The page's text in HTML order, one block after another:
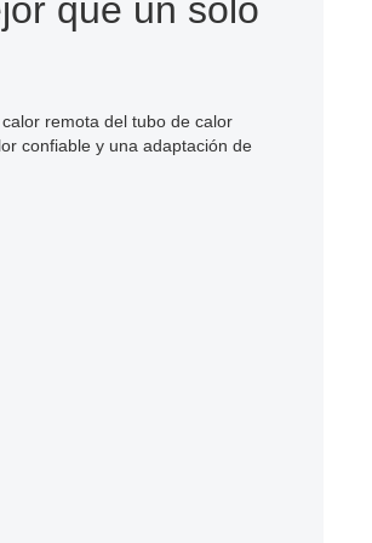
que un solo
remota del tubo de calor
confiable y una adaptación de